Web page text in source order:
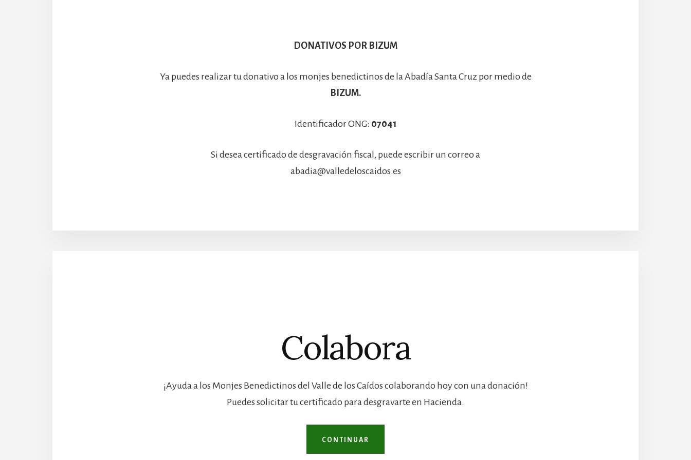
DONATIVOS POR BIZUM
Ya puedes realizar tu donativo a los monjes benedictinos de la Abadía Santa Cruz por medio de
BIZUM.
Identificador ONG: 07041
Si desea certificado de desgravación fiscal, puede escribir un correo a
abadia@valledeloscaidos.es
Colabora
¡Ayuda a los Monjes Benedictinos del Valle de los Caídos colaborando hoy con una donación!
Puedes solicitar tu certificado para desgravarte en Hacienda.
CONTINUAR